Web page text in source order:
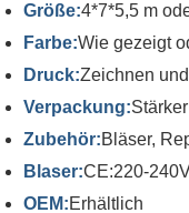
Größe:4*7*5,5 m
Farbe:Wie gezeigt
Druck:Zeichnen
Verpackung:
Zubehör:Bläser,
Blaser:CE:220-
OEM:Erhältlich